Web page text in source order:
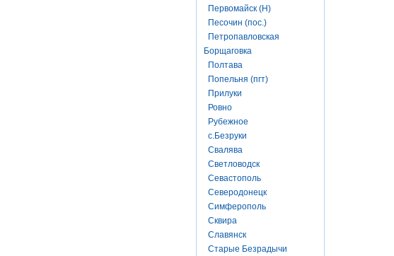
Первомайск (Н)
Песочин (пос.)
Петропавловская
Борщаговка
Полтава
Попельня (пгт)
Прилуки
Ровно
Рубежное
с.Безруки
Свалява
Светловодск
Севастополь
Северодонецк
Симферополь
Сквира
Славянск
Старые Безрадычи